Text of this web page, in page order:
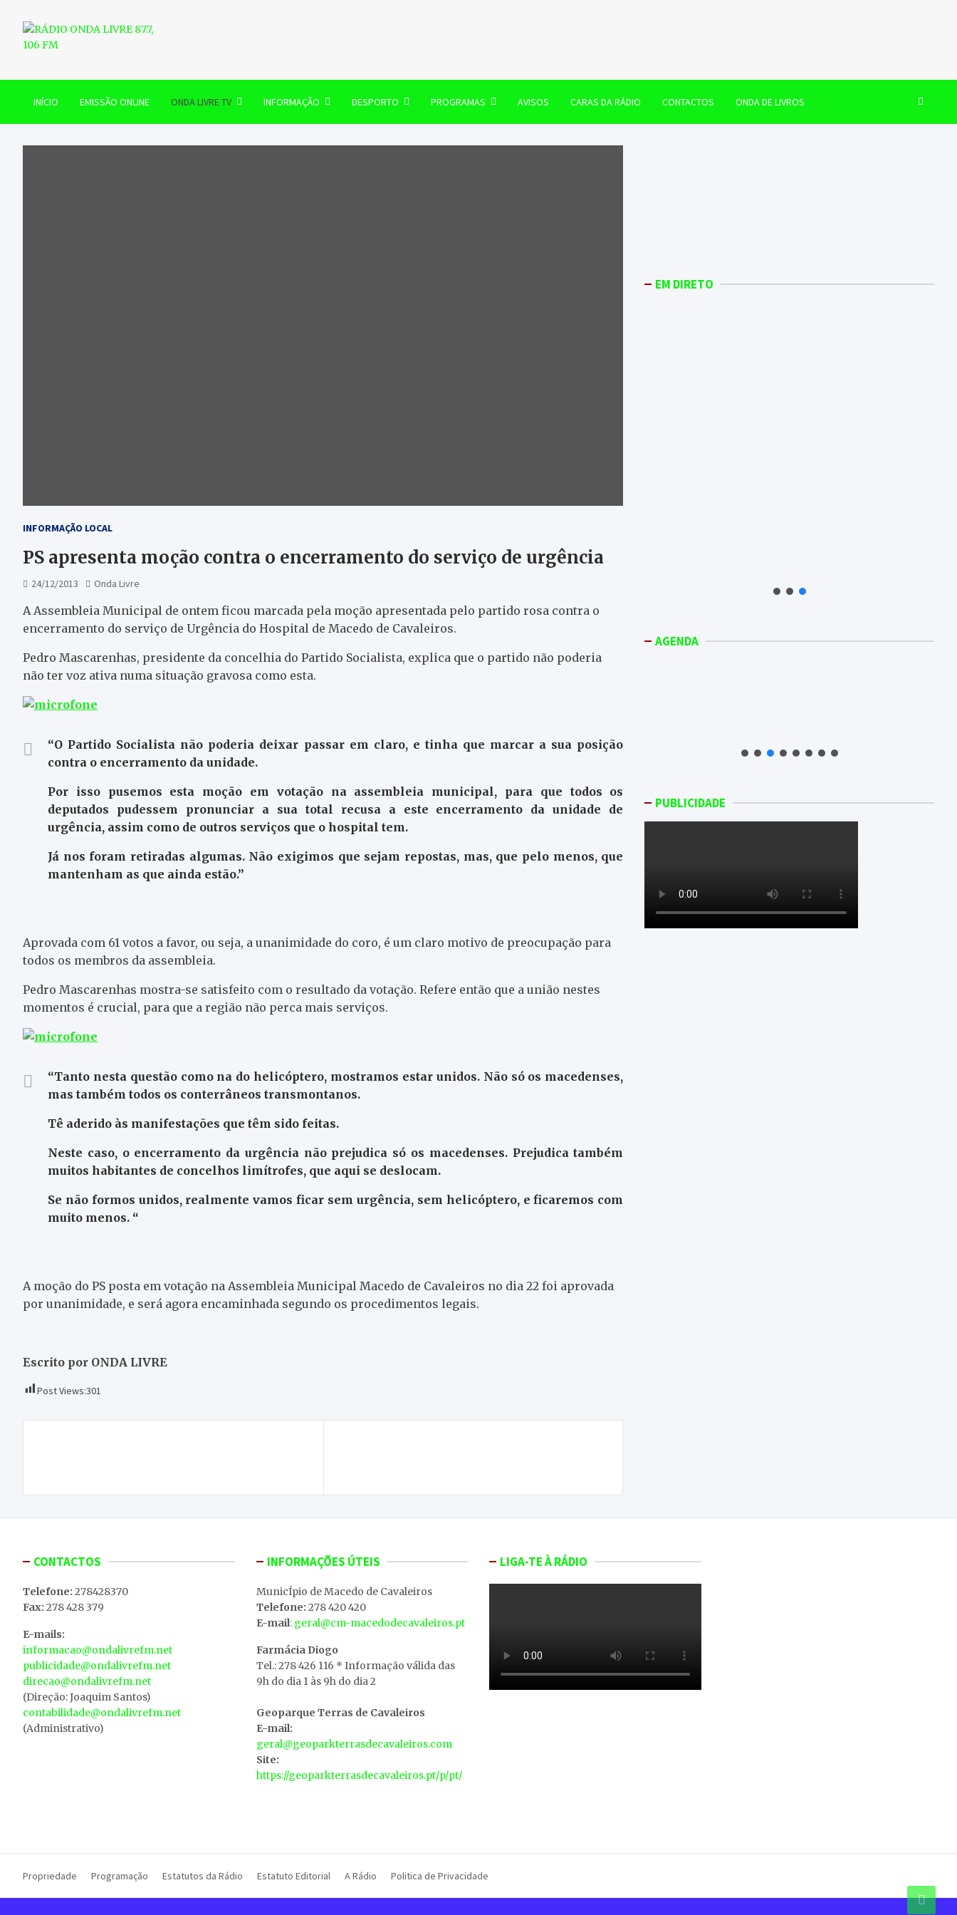
content
RÁDIO ONDA LIVRE 87.7, 106 FM
INÍCIO EMISSÃO ONLINE ONDA LIVRE TV INFORMAÇÃO DESPORTO PROGRAMAS AVISOS CARAS DA RÁDIO CONTACTOS ONDA DE LIVROS
INFORMAÇÃO LOCAL
PS apresenta moção contra o encerramento do serviço de urgência
24/12/2013 Onda Livre
A Assembleia Municipal de ontem ficou marcada pela moção apresentada pelo partido rosa contra o
encerramento do serviço de Urgência do Hospital de Macedo de Cavaleiros.
Pedro Mascarenhas, presidente da concelhia do Partido Socialista, explica que o partido não poderia
não ter voz ativa numa situação gravosa como esta.
“O Partido Socialista não poderia deixar passar em claro, e tinha que marcar a sua posição
contra o encerramento da unidade.
Por isso pusemos esta moção em votação na assembleia municipal, para que todos os
deputados pudessem pronunciar a sua total recusa a este encerramento da unidade de
urgência, assim como de outros serviços que o hospital tem.
Já nos foram retiradas algumas. Não exigimos que sejam repostas, mas, que pelo menos, que
mantenham as que ainda estão.”
Aprovada com 61 votos a favor, ou seja, a unanimidade do coro, é um claro motivo de preocupação para
todos os membros da assembleia.
Pedro Mascarenhas mostra-se satisfeito com o resultado da votação. Refere então que a união nestes
momentos é crucial, para que a região não perca mais serviços.
“Tanto nesta questão como na do helicóptero, mostramos estar unidos. Não só os macedenses,
mas também todos os conterrâneos transmontanos.
Tê aderido às manifestações que têm sido feitas.
Neste caso, o encerramento da urgência não prejudica só os macedenses. Prejudica também
muitos habitantes de concelhos limítrofes, que aqui se deslocam.
Se não formos unidos, realmente vamos ficar sem urgência, sem helicóptero, e ficaremos com
muito menos. “
A moção do PS posta em votação na Assembleia Municipal Macedo de Cavaleiros no dia 22 foi aprovada
por unanimidade, e será agora encaminhada segundo os procedimentos legais.
Escrito por ONDA LIVRE
Post Views:301
artigos
EM DIRETO
AGENDA
PUBLICIDADE
CONTACTOS
Telefone: 278428370
Fax: 278 428 379
E-mails:
informacao@ondalivrefm.net
publicidade@ondalivrefm.net
direcao@ondalivrefm.net
(Direção: Joaquim Santos)
contabilidade@ondalivrefm.net
(Administrativo)
INFORMAÇÕES ÚTEIS
MunicÍpio de Macedo de Cavaleiros
Telefone: 278 420 420
E-mail: geral@cm-macedodecavaleiros.pt
Farmácia Diogo
Tel.: 278 426 116 * Informação válida das
9h do dia 1 às 9h do dia 2
Geoparque Terras de Cavaleiros
E-mail:
geral@geoparkterrasdecavaleiros.com
Site:
https://geoparkterrasdecavaleiros.pt/p/pt/
LIGA-TE À RÁDIO
Propriedade Programação Estatutos da Rádio Estatuto Editorial A Rádio Politica de Privacidade